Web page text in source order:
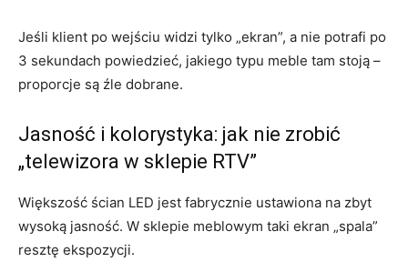
Jeśli klient po wejściu widzi tylko „ekran”, a nie potrafi po
3 sekundach powiedzieć, jakiego typu meble tam stoją –
proporcje są źle dobrane.
Jasność i kolorystyka: jak nie zrobić
„telewizora w sklepie RTV”
Większość ścian LED jest fabrycznie ustawiona na zbyt
wysoką jasność. W sklepie meblowym taki ekran „spala”
resztę ekspozycji.